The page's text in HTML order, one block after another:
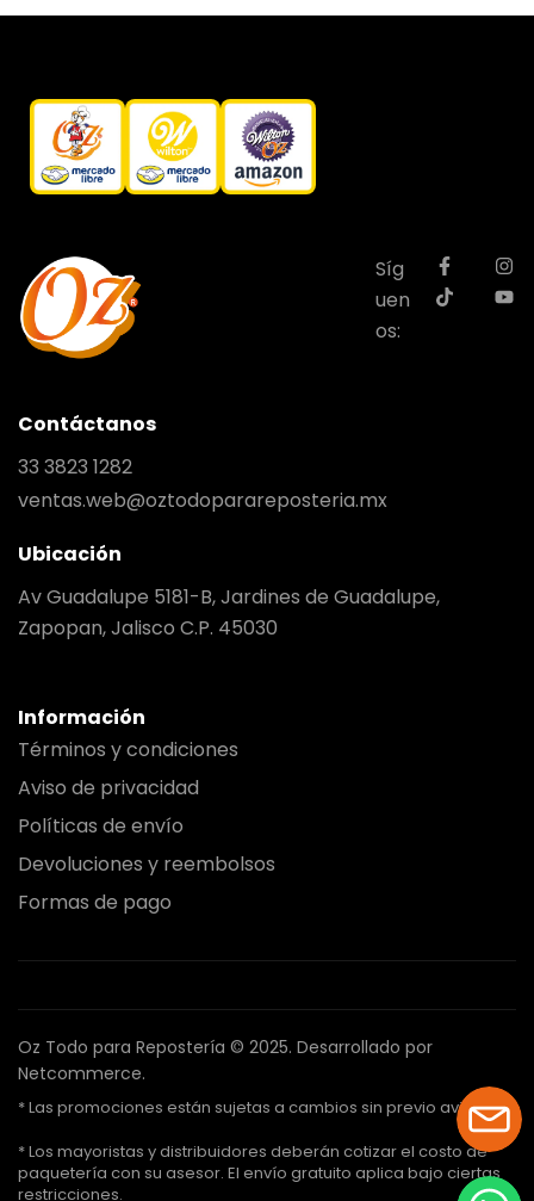
Síg
uen
os:
Contáctanos
33 3823 1282
ventas.web@oztodoparareposteria.mx
Ubicación
Av Guadalupe 5181-B, Jardines de Guadalupe,
Zapopan, Jalisco C.P. 45030
Información
Términos y condiciones
Aviso de privacidad
Políticas de envío
Devoluciones y reembolsos
Formas de pago
Oz Todo para Repostería © 2025. Desarrollado por
Netcommerce.
* Las promociones están sujetas a cambios sin previo aviso.
* Los mayoristas y distribuidores deberán cotizar el costo de
paquetería con su asesor. El envío gratuito aplica bajo ciertas
restricciones.